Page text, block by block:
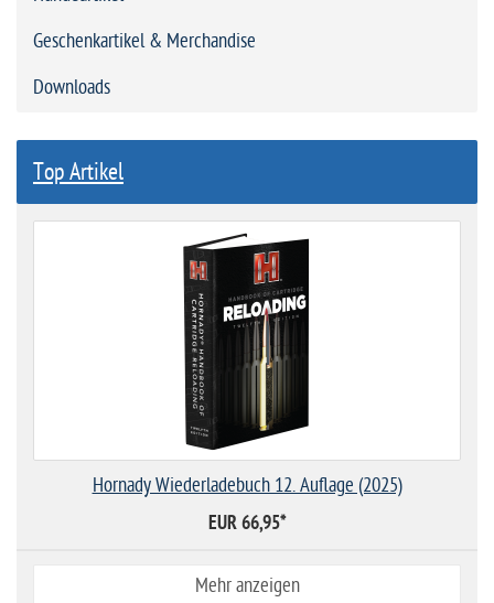
Geschenkartikel & Merchandise
Downloads
Top Artikel
Hornady Wiederladebuch 12. Auflage (2025)
EUR 66,95*
Mehr anzeigen